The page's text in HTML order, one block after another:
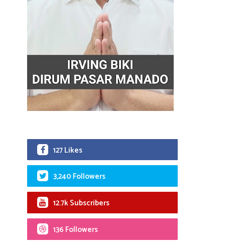
127 Likes
3,240 Followers
12.7k Subscribers
136 Followers